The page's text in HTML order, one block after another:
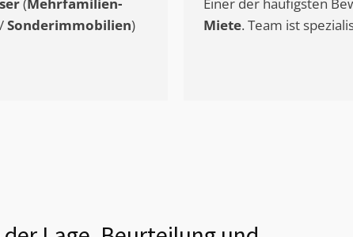
/Sonderimmobilien)
Miete. Team ist